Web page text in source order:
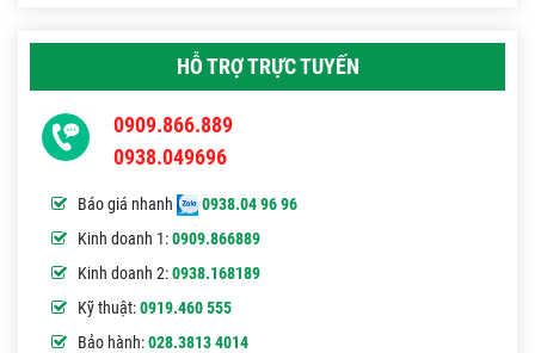
HỖ TRỢ TRỰC TUYẾN
0909.866.889
0938.049696
Báo giá nhanh
0938.04 96 96
Kinh doanh 1:0909.866889
Kinh doanh 2:0938.168189
Kỹ thuật:0919.460 555
Bảo hành:028.3813 4014